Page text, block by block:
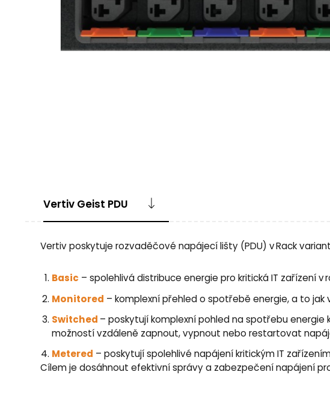
Vertiv Geist PDU
Vertiv poskytuje rozvaděčové napájecí lišty (PDU) v Rack
Basic – spolehlivá distribuce energie pro kritická IT zařízení v
Monitored – komplexní přehled o spotřebě energie, a to
Switched – poskytují komplexní pohled na spotřebu
možností vzdáleně zapnout, vypnout nebo restartovat
Metered – poskytují spolehlivé napájení kritickým IT
Cílem je dosáhnout efektivní správy a zabezpečení napájení